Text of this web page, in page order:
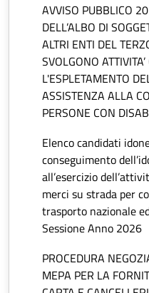
AVVISO PUBBLICO
DELL’ALBO DI
ALTRI ENTI DEL
SVOLGONO
L'ESPLETAMENTO
ASSISTENZA ALLA
PERSONE CON
Elenco candidati
conseguimento
all’esercizio
merci su strada per
trasporto nazionale
Sessione Anno 2026
PROCEDURA
MEPA PER LA